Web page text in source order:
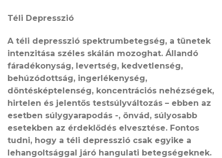
Téli Depresszió
A téli depresszió spektrumbetegség, a tünetek
intenzitása széles skálán mozoghat. Állandó
fáradékonyság, levertség, kedvetlenség,
behúzódottság, ingerlékenység,
döntésképtelenség, koncentrációs nehézségek,
hirtelen és jelentős testsúlyváltozás – ebben az
esetben súlygyarapodás -, önvád, súlyosabb
esetekben az érdeklődés elvesztése. Fontos
tudni, hogy a téli depresszió csak egyike a
lehangoltsággal járó hangulati betegségeknek.